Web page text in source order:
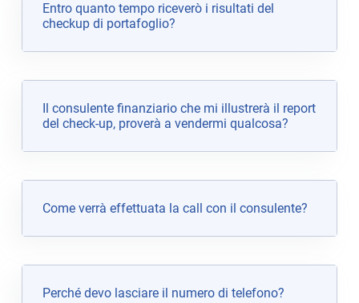
Entro quanto tempo riceverò i risultati del
checkup di portafoglio?
Il consulente finanziario che mi illustrerà il report
del check-up, proverà a vendermi qualcosa?
Come verrà effettuata la call con il consulente?
Perché devo lasciare il numero di telefono?